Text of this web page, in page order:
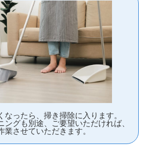
なったら、掃き掃除に入ります。
ングも別途、ご要望いただければ、
業させていただきます。